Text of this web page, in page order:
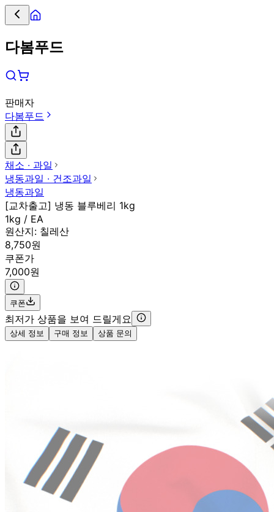
다봄푸드
판매자
다봄푸드
채소 ∙ 과일
냉동과일 ∙ 건조과일
냉동과일
[교차출고] 냉동 블루베리 1kg
1kg / EA
원산지: 칠레산
8,750원
쿠폰가
7,000원
쿠폰
최저가 상품을 보여 드릴게요
상세 정보 구매 정보 상품 문의